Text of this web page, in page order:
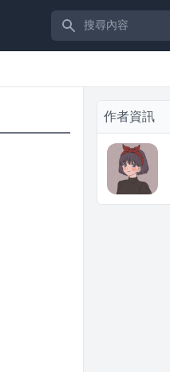
搜尋內容
作者資訊